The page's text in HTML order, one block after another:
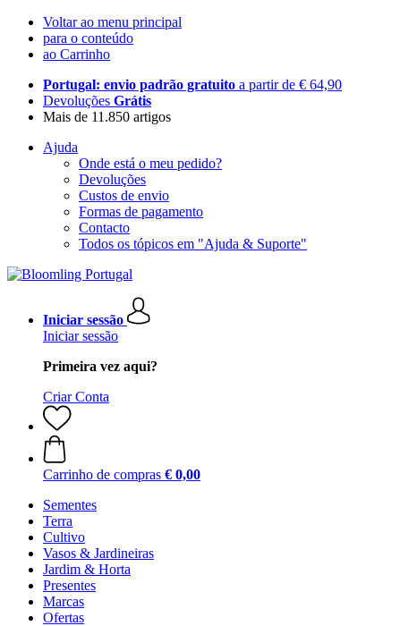
Voltar ao menu principal
para o conteúdo
ao Carrinho
Portugal: envio padrão gratuito a partir de € 64,90
Devoluções Grátis
Mais de 11.850 artigos
Ajuda
Onde está o meu pedido?
Devoluções
Custos de envio
Formas de pagamento
Contacto
Todos os tópicos em "Ajuda & Suporte"
Iniciar sessão
Iniciar sessão
Primeira vez aqui?
Criar Conta
Carrinho de compras € 0,00
Sementes
Terra
Cultivo
Vasos & Jardineiras
Jardim & Horta
Presentes
Marcas
Ofertas